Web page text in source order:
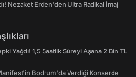
Nezaket Erden'den Ultra Radikal İmaj
Yağdı! 1,5 Saatlik Süreyi Aşana 2 Bin TL
Bodrum'da Verdiği Konserde